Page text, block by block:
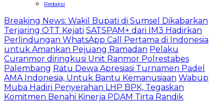
Redaksi
Breaking News: Wakil Bupati di Sumsel Dikabarkan
Terjaring OTT Kejati SATSPAM+ dari IM3 Hadirkan
Perlindungan WhatsApp Call Pertama di Indonesia
untuk Amankan Pejuang Ramadan Pelaku
Curanmor diringkusi Unit Ranmor Polrestabes
Palembang Ratu Dewa Apresiasi Turnamen Padel
AMA Indonesia, Untuk Bantu Kemanusiaan Wabup
Muba Hadiri Penyerahan LHP BPK, Tegaskan
Komitmen Benahi Kinerja PDAM Tirta Randik